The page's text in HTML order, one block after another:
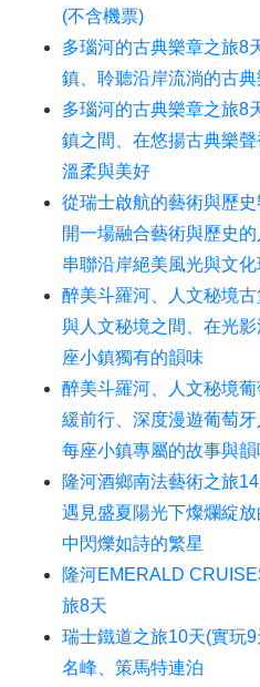
(不含機票)
多瑙河的古典樂章之旅8
鎮、聆聽沿岸流淌的古
多瑙河的古典樂章之旅8
鎮之間、在悠揚古典樂
溫柔與美好
從瑞士啟航的藝術與歷
開一場融合藝術與歷史
串聯沿岸絕美風光與文
醉美斗羅河、人文秘境
與人文秘境之間、在光
座小鎮獨有的韻味
醉美斗羅河、人文秘境
緩前行、深度漫遊葡萄
每座小鎮專屬的故事與韻
隆河酒鄉南法藝術之旅
遇見盛夏陽光下燦爛綻
中閃爍如詩的繁星
隆河EMERALD
旅8天
瑞士鐵道之旅10天(實玩
名峰、策馬特連泊